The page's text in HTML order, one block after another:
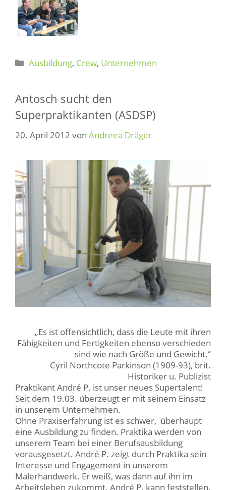
Kategorien
Ausbildung, Crew, Unternehmen
Antosch sucht den
Superpraktikanten (ASDSP)
20. April 2012 von Andreea Dräger
„Es ist offensichtlich, dass die Leute mit ihren
Fähigkeiten und Fertigkeiten ebenso verschieden
sind wie nach Größe und Gewicht.“
Cyril Northcote Parkinson (1909-93), brit.
Historiker u. Publizist
Praktikant André P. ist unser neues Supertalent!
Seit dem 19.03. überzeugt er mit seinem Einsatz
in unserem Unternehmen.
Ohne Praxiserfahrung ist es schwer, überhaupt
eine Ausbildung zu finden. Praktika werden von
unserem Team bei einer Berufsausbildung
vorausgesetzt. André P. zeigt durch Praktika sein
Interesse und Engagement in unserem
Malerhandwerk. Er weiß, was dann auf ihn im
Arbeitsleben zukommt. André P. kann feststellen,